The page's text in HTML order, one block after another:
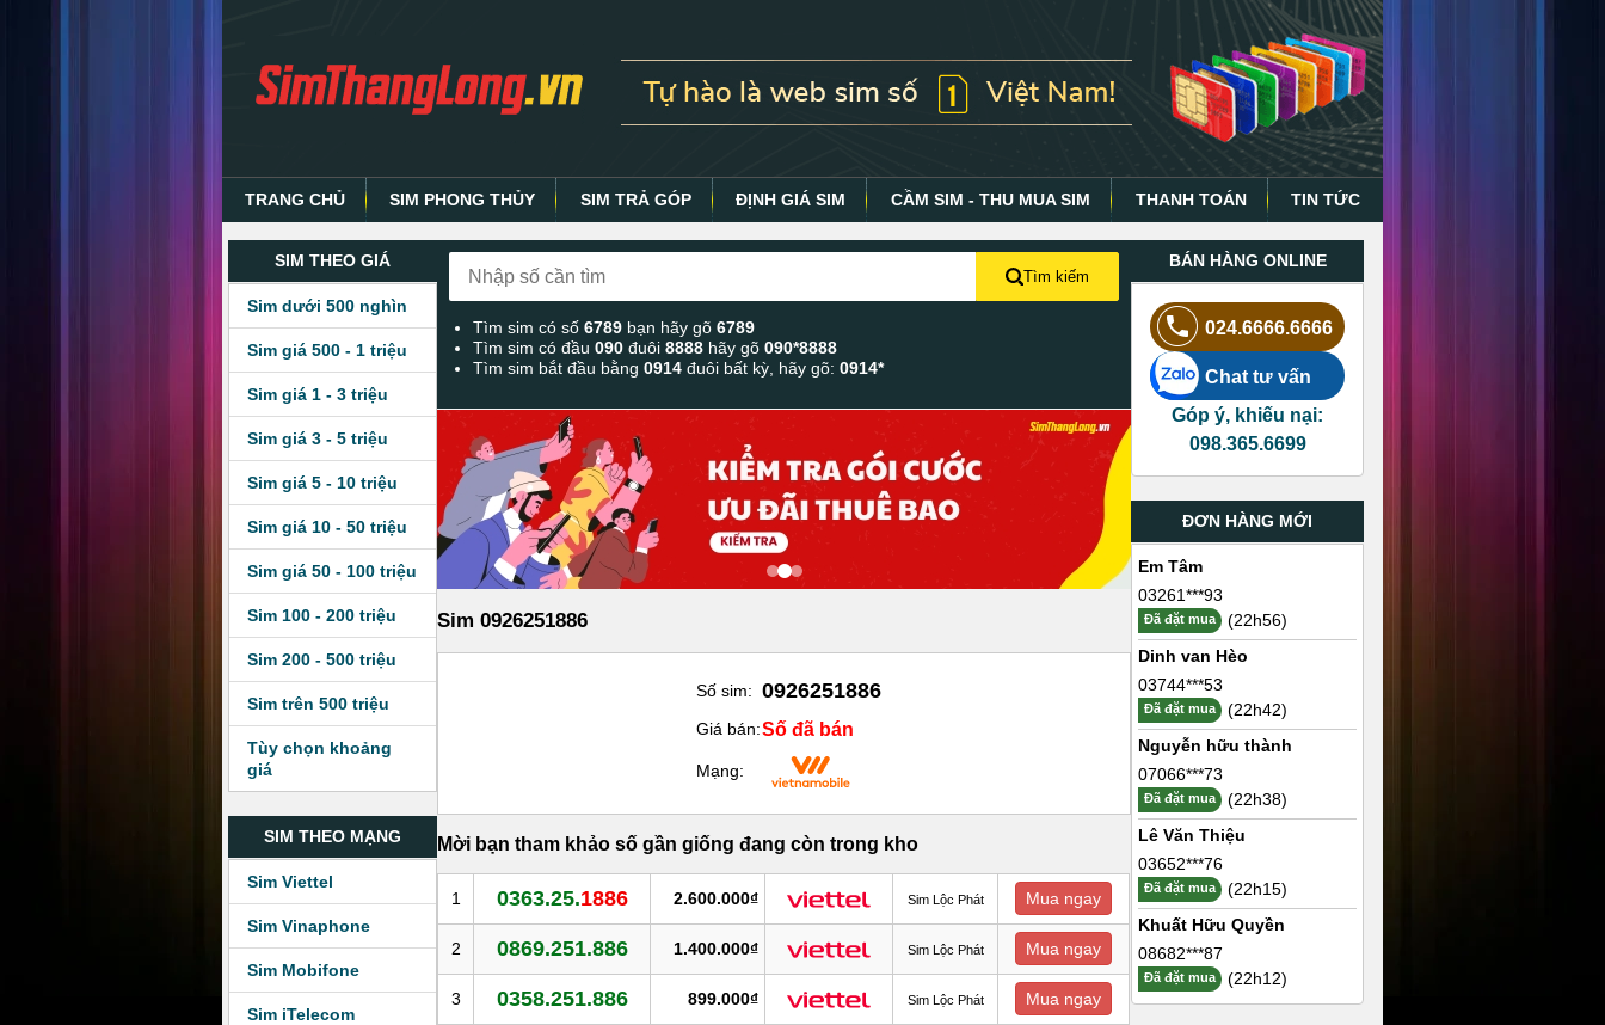
TRANG CHỦ SIM PHONG THỦY SIM TRẢ GÓP ĐỊNH GIÁ SIM CẦM SIM - THU MUA SIM THANH TOÁN TIN TỨC
SIM THEO GIÁ
Sim dưới 500 nghìn
Sim giá 500 - 1 triệu
Sim giá 1 - 3 triệu
Sim giá 3 - 5 triệu
Sim giá 5 - 10 triệu
Sim giá 10 - 50 triệu
Sim giá 50 - 100 triệu
Sim 100 - 200 triệu
Sim 200 - 500 triệu
Sim trên 500 triệu
Tùy chọn khoảng
giá
SIM THEO MẠNG
Sim Viettel
Sim Vinaphone
Sim Mobifone
Sim iTelecom
Tìm kiếm
Tìm sim có số6789 bạn hãy gõ6789
Tìm sim có đầu090đuôi8888 hãy gõ090*8888
Tìm sim bắt đầu bằng0914 đuôi bất kỳ, hãy gõ:0914*
Sim 0926251886
Số sim: 0926251886
Giá bán:Số đã bán
Mạng:
Mời bạn tham khảo số gần giống đang còn trong kho
1 0363.25.1886 2.600.000₫ Sim Lộc Phát Mua ngay
2 0869.251.886 1.400.000₫ Sim Lộc Phát Mua ngay
3 0358.251.886 899.000₫ Sim Lộc Phát Mua ngay
BÁN HÀNG ONLINE
024.6666.6666
Chat tư vấn
Góp ý, khiếu nại:
098.365.6699
ĐƠN HÀNG MỚI
Em Tâm
03261***93
Đã đặt mua
(22h56)
Dinh van Hèo
03744***53
Đã đặt mua
(22h42)
Nguyễn hữu thành
07066***73
Đã đặt mua
(22h38)
Lê Văn Thiệu
03652***76
Đã đặt mua
(22h15)
Khuất Hữu Quyền
08682***87
Đã đặt mua (22h12)